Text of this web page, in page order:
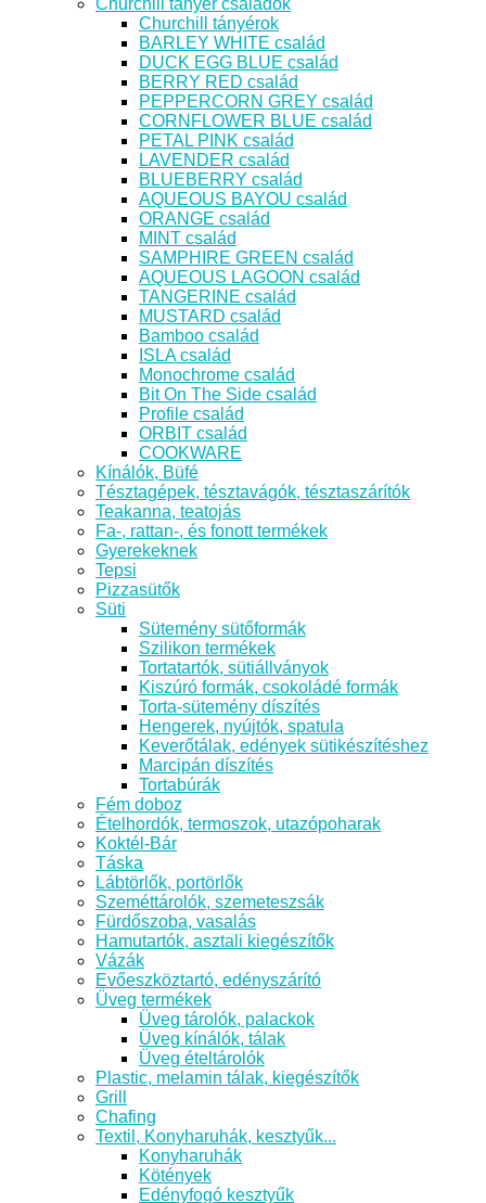
Churchill tányérok
BARLEY WHITE család
DUCK EGG BLUE család
BERRY RED család
PEPPERCORN GREY család
CORNFLOWER BLUE család
PETAL PINK család
LAVENDER család
BLUEBERRY család
AQUEOUS BAYOU család
ORANGE család
MINT család
SAMPHIRE GREEN család
AQUEOUS LAGOON család
TANGERINE család
MUSTARD család
Bamboo család
ISLA család
Monochrome család
Bit On The Side család
Profile család
ORBIT család
COOKWARE
Kínálók, Büfé
Tésztagépek, tésztavágók, tésztaszárítók
Teakanna, teatojás
Fa-, rattan-, és fonott termékek
Gyerekeknek
Tepsi
Pizzasütők
Süti
Sütemény sütőformák
Szilikon termékek
Tortatartók, sütiállványok
Kiszúró formák, csokoládé formák
Torta-sütemény díszítés
Hengerek, nyújtók, spatula
Keverőtálak, edények sütikészítéshez
Marcipán díszítés
Tortabúrák
Fém doboz
Ételhordók, termoszok, utazópoharak
Koktél-Bár
Táska
Lábtörlők, portörlők
Szeméttárolók, szemeteszsák
Fürdőszoba, vasalás
Hamutartók, asztali kiegészítők
Vázák
Evőeszköztartó, edényszárító
Üveg termékek
Üveg tárolók, palackok
Üveg kínálók, tálak
Üveg ételtárolók
Plastic, melamin tálak, kiegészítők
Grill
Chafing
Textil, Konyharuhák, kesztyűk...
Konyharuhák
Kötények
Edényfogó kesztyűk